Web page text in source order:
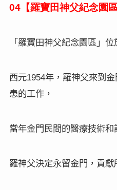
04【羅寶田神父紀念園區
「羅寶田神父紀念園區」
西元1954年，羅神父來到
患的工作，
當年金門民間的醫療技術和
羅神父決定永留金門，貢獻